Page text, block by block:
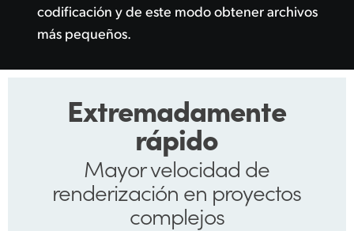
codificación y de este modo obtener archivos
más pequeños.
Extremadamente
rápido
Mayor velocidad de
renderización en proyectos
complejos